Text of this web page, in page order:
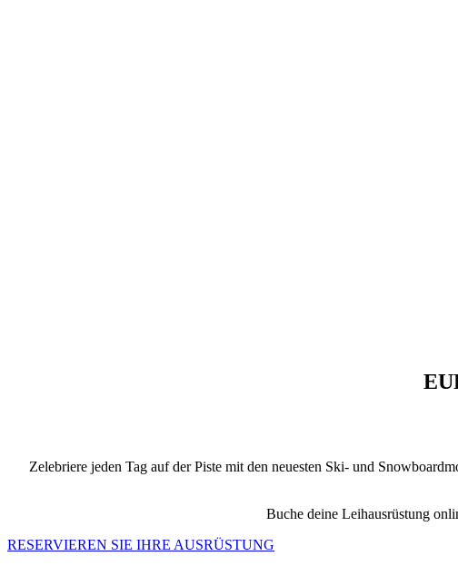
Zelebriere jeden Tag auf der Piste mit den neuesten Ski- und
Buche deine Leihausrüstung
RESERVIEREN SIE IHRE AUSRÜSTUNG